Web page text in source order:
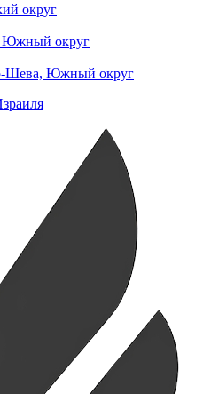
округ
Южный округ
Шева, Южный округ